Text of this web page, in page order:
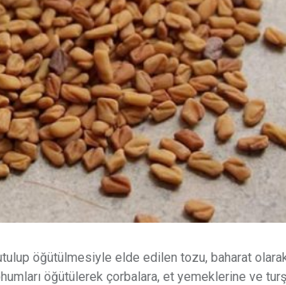
öğütülmesiyle elde edilen tozu, baharat
öğütülerek çorbalara, et yemeklerine ve